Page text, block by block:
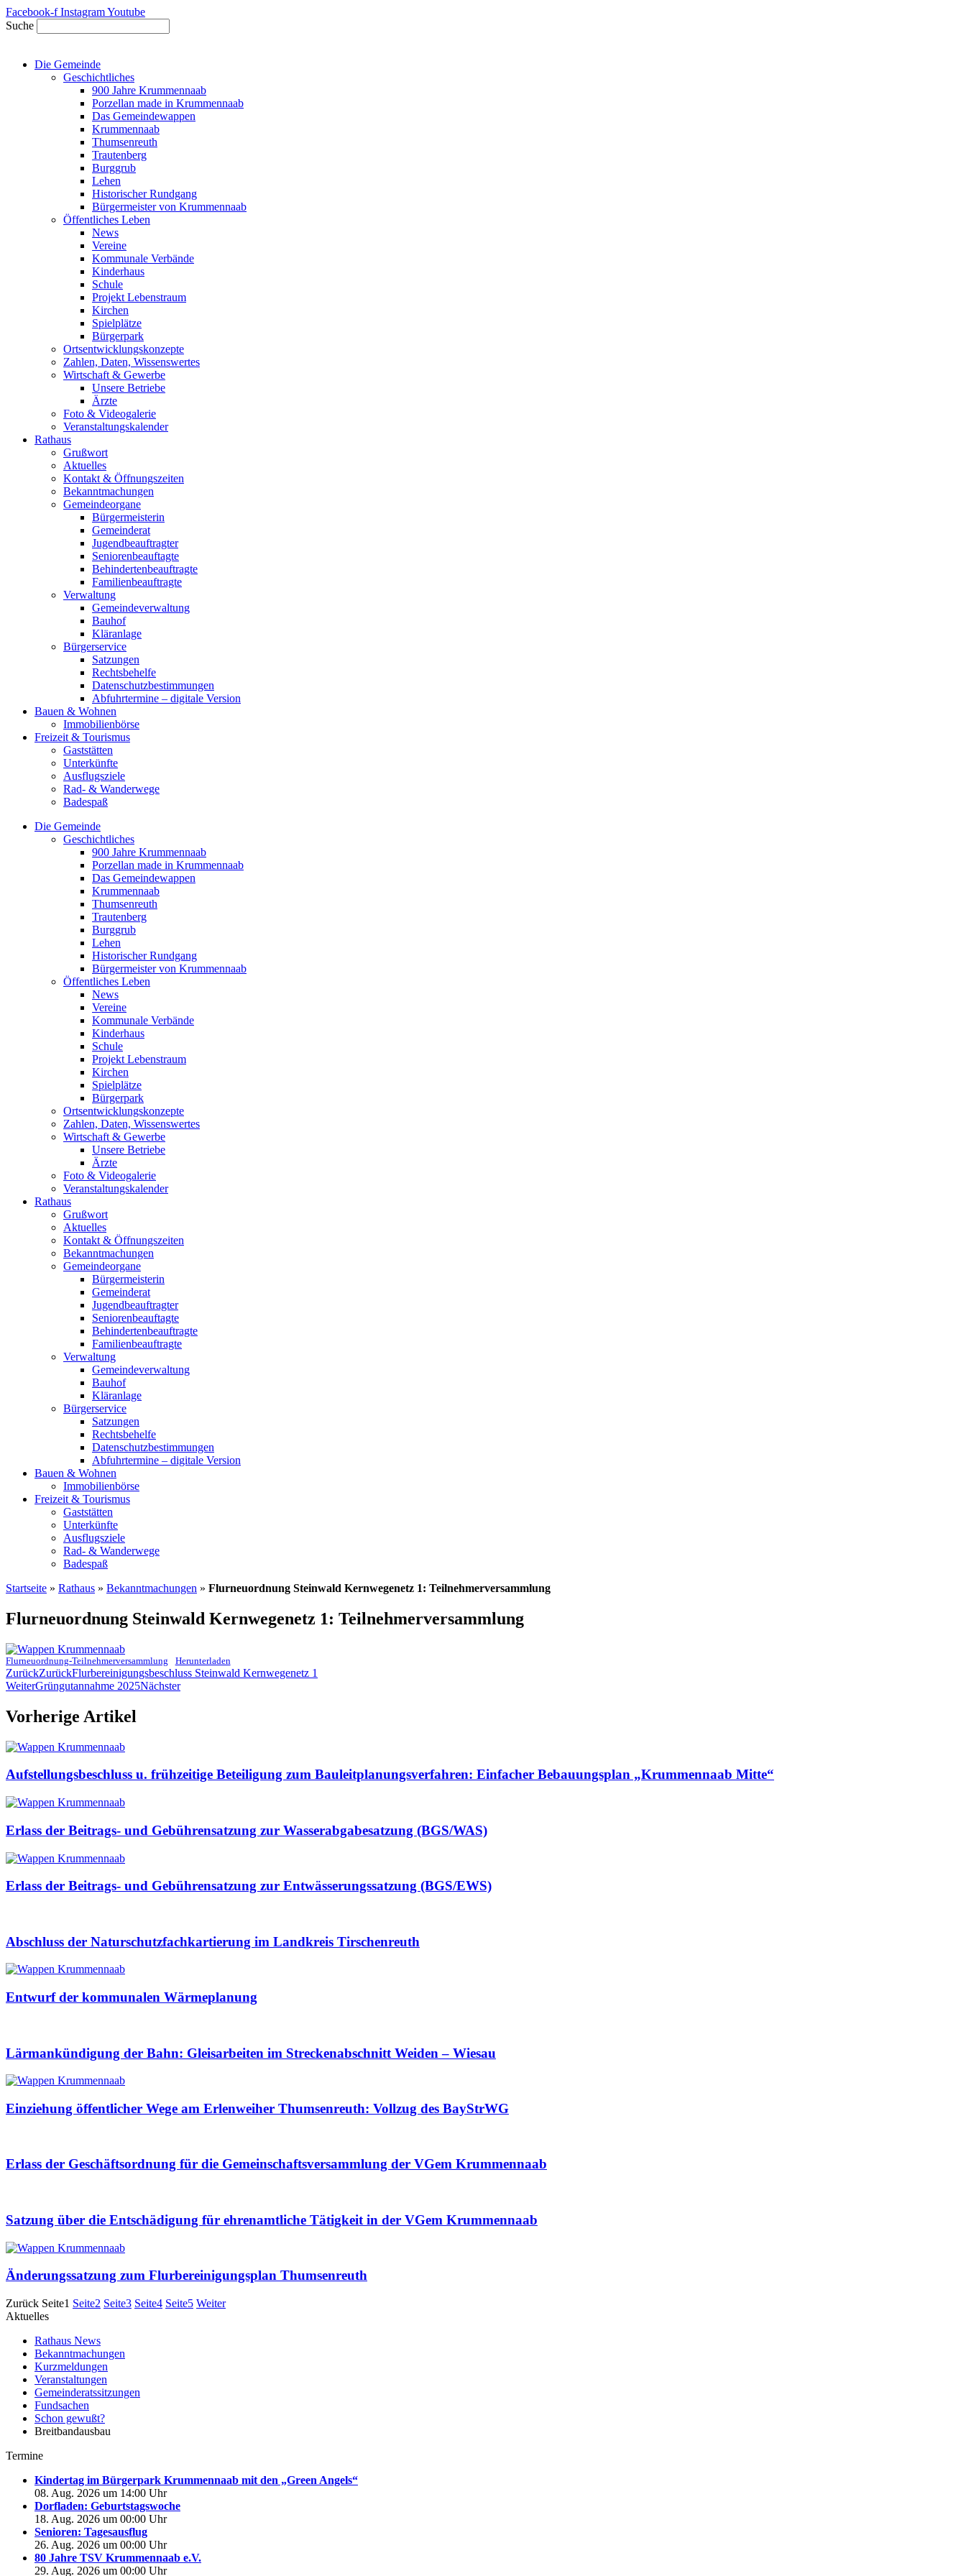
Zum
Inhalt
springen
Facebook-f InstagramYoutube
Suche
Die Gemeinde
Geschichtliches
900 Jahre Krummennaab
Porzellan made in Krummennaab
Das Gemeindewappen
Krummennaab
Thumsenreuth
Trautenberg
Burggrub
Lehen
Historischer Rundgang
Bürgermeister von Krummennaab
Öffentliches Leben
News
Vereine
Kommunale Verbände
Kinderhaus
Schule
Projekt Lebenstraum
Kirchen
Spielplätze
Bürgerpark
Ortsentwicklungskonzepte
Zahlen, Daten, Wissenswertes
Wirtschaft & Gewerbe
Unsere Betriebe
Ärzte
Foto & Videogalerie
Veranstaltungskalender
Rathaus
Grußwort
Aktuelles
Kontakt & Öffnungszeiten
Bekanntmachungen
Gemeindeorgane
Bürgermeisterin
Gemeinderat
Jugendbeauftragter
Seniorenbeauftagte
Behindertenbeauftragte
Familienbeauftragte
Verwaltung
Gemeindeverwaltung
Bauhof
Kläranlage
Bürgerservice
Satzungen
Rechtsbehelfe
Datenschutzbestimmungen
Abfuhrtermine – digitale Version
Bauen & Wohnen
Immobilienbörse
Freizeit & Tourismus
Gaststätten
Unterkünfte
Ausflugsziele
Rad- & Wanderwege
Badespaß
Die Gemeinde
Geschichtliches
900 Jahre Krummennaab
Porzellan made in Krummennaab
Das Gemeindewappen
Krummennaab
Thumsenreuth
Trautenberg
Burggrub
Lehen
Historischer Rundgang
Bürgermeister von Krummennaab
Öffentliches Leben
News
Vereine
Kommunale Verbände
Kinderhaus
Schule
Projekt Lebenstraum
Kirchen
Spielplätze
Bürgerpark
Ortsentwicklungskonzepte
Zahlen, Daten, Wissenswertes
Wirtschaft & Gewerbe
Unsere Betriebe
Ärzte
Foto & Videogalerie
Veranstaltungskalender
Rathaus
Grußwort
Aktuelles
Kontakt & Öffnungszeiten
Bekanntmachungen
Gemeindeorgane
Bürgermeisterin
Gemeinderat
Jugendbeauftragter
Seniorenbeauftagte
Behindertenbeauftragte
Familienbeauftragte
Verwaltung
Gemeindeverwaltung
Bauhof
Kläranlage
Bürgerservice
Satzungen
Rechtsbehelfe
Datenschutzbestimmungen
Abfuhrtermine – digitale Version
Bauen & Wohnen
Immobilienbörse
Freizeit & Tourismus
Gaststätten
Unterkünfte
Ausflugsziele
Rad- & Wanderwege
Badespaß
Startseite » Rathaus » Bekanntmachungen » Flurneuordnung Steinwald Kernwegenetz 1: Teilnehmerversammlung
Flurneuordnung Steinwald Kernwegenetz 1: Teilnehmerversammlung
Flurneuordnung-Teilnehmerversammlung Herunterladen
ZurückZurückFlurbereinigungsbeschluss Steinwald Kernwegenetz 1
WeiterGrüngutannahme 2025Nächster
Vorherige Artikel
Aufstellungsbeschluss u. frühzeitige Beteiligung zum Bauleitplanungsverfahren: Einfacher Bebauungsplan „Krummennaab Mitte“
Erlass der Beitrags- und Gebührensatzung zur Wasserabgabesatzung (BGS/WAS)
Erlass der Beitrags- und Gebührensatzung zur Entwässerungssatzung (BGS/EWS)
Abschluss der Naturschutzfachkartierung im Landkreis Tirschenreuth
Entwurf der kommunalen Wärmeplanung
Lärmankündigung der Bahn: Gleisarbeiten im Streckenabschnitt Weiden – Wiesau
Einziehung öffentlicher Wege am Erlenweiher Thumsenreuth: Vollzug des BayStrWG
Erlass der Geschäftsordnung für die Gemeinschaftsversammlung der VGem Krummennaab
Satzung über die Entschädigung für ehrenamtliche Tätigkeit in der VGem Krummennaab
Änderungssatzung zum Flurbereinigungsplan Thumsenreuth
Zurück Seite1 Seite2 Seite3 Seite4 Seite5 Weiter
Aktuelles
Rathaus News
Bekanntmachungen
Kurzmeldungen
Veranstaltungen
Gemeinderatssitzungen
Fundsachen
Schon gewußt?
Breitbandausbau
Termine
Kindertag im Bürgerpark Krummennaab mit den „Green Angels“
08. Aug. 2026 um 14:00 Uhr
Dorfladen: Geburtstagswoche
18. Aug. 2026 um 00:00 Uhr
Senioren: Tagesausflug
26. Aug. 2026 um 00:00 Uhr
80 Jahre TSV Krummennaab e.V.
29. Aug. 2026 um 00:00 Uhr